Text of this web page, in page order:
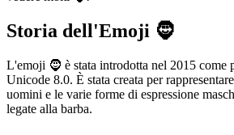
Storia dell'Emoji 🧔
L'emoji 🧔 è stata introdotta nel 2015 come
Unicode 8.0. È stata creata per
uomini e le varie forme di espressione
legate alla barba.